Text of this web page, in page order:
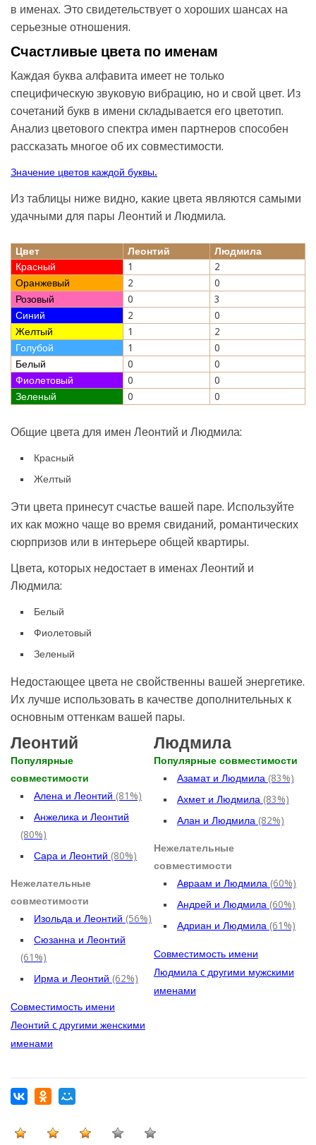
в именах. Это свидетельствует о хороших шансах на
серьезные отношения.
Счастливые цвета по именам
Каждая буква алфавита имеет не только
специфическую звуковую вибрацию, но и свой цвет. Из
сочетаний букв в имени складывается его цветотип.
Анализ цветового спектра имен партнеров способен
рассказать многое об их совместимости.
Значение цветов каждой буквы.
Из таблицы ниже видно, какие цвета являются самыми
удачными для пары Леонтий и Людмила.
Цвет Леонтий
Людмила
Красный
1
2
Оранжевый
2
0
Розовый
0
3
Синий
2
0
Желтый
1
2
Голубой
1
0
Белый
0
0
Фиолетовый
0
0
Зеленый
0 0
Общие цвета для имен Леонтий и Людмила:
Красный
Желтый
Эти цвета принесут счастье вашей паре. Используйте
их как можно чаще во время свиданий, романтических
сюрпризов или в интерьере общей квартиры.
Цвета, которых недостает в именах Леонтий и
Людмила:
Белый
Фиолетовый
Зеленый
Недостающее цвета не свойственны вашей энергетике.
Их лучше использовать в качестве дополнительных к
основным оттенкам вашей пары.
Леонтий
Популярные
совместимости
Алена и Леонтий (81%)
Анжелика и Леонтий
(80%)
Сара и Леонтий (80%)
Нежелательные
совместимости
Изольда и Леонтий (56%)
Сюзанна и Леонтий
(61%)
Ирма и Леонтий (62%)
Совместимость имени
Леонтий c другими женскими
именами
Людмила
Популярные совместимости
Азамат и Людмила (83%)
Ахмет и Людмила (83%)
Алан и Людмила (82%)
Нежелательные
совместимости
Авраам и Людмила (60%)
Андрей и Людмила (60%)
Адриан и Людмила (61%)
Совместимость имени
Людмила c другими мужскими
именами